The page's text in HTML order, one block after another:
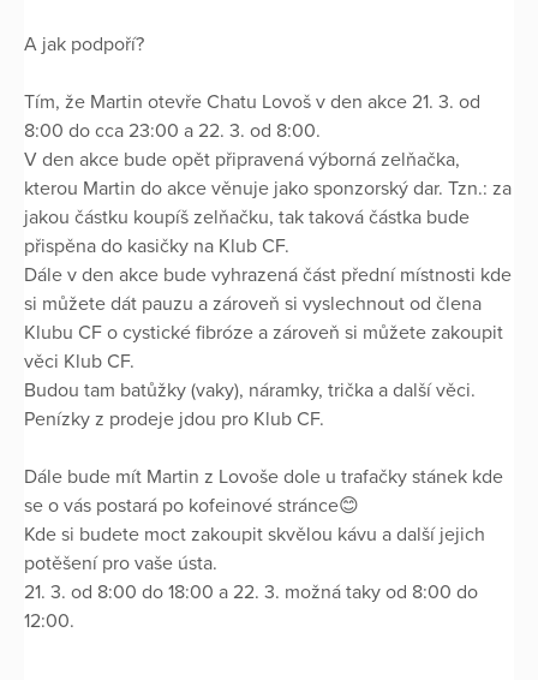
A jak podpoří?
Tím, že Martin otevře Chatu Lovoš v den akce 21. 3. od
8:00 do cca 23:00 a 22. 3. od 8:00.
V den akce bude opět připravená výborná zelňačka,
kterou Martin do akce věnuje jako sponzorský dar. Tzn.: za
jakou částku koupíš zelňačku, tak taková částka bude
přispěna do kasičky na Klub CF.
Dále v den akce bude vyhrazená část přední místnosti kde
si můžete dát pauzu a zároveň si vyslechnout od člena
Klubu CF o cystické fibróze a zároveň si můžete zakoupit
věci Klub CF.
Budou tam batůžky (vaky), náramky, trička a další věci.
Penízky z prodeje jdou pro Klub CF.
Dále bude mít Martin z Lovoše dole u trafačky stánek kde
se o vás postará po kofeinové stránce😊
Kde si budete moct zakoupit skvělou kávu a další jejich
potěšení pro vaše ústa.
21. 3. od 8:00 do 18:00 a 22. 3. možná taky od 8:00 do
12:00.